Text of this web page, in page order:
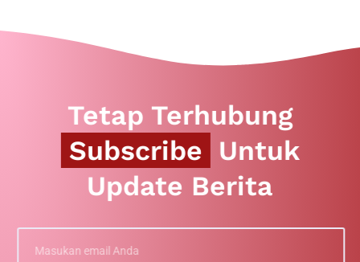
Tetap Terhubung
Subscribe Untuk
Update Berita